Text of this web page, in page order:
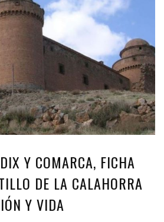
Y COMARCA, FICHA
DE LA CALAHORRA
Y VIDA